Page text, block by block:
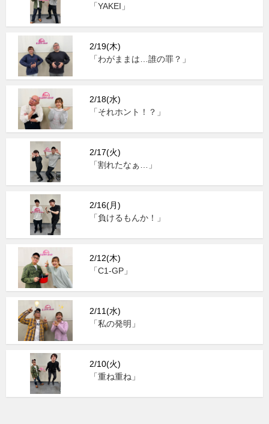
「YAKEI」
2/19(木)
「わがままは…誰の罪？」
2/18(水)
「それホント！？」
2/17(火)
「割れたなぁ…」
2/16(月)
「負けるもんか！」
2/12(木)
「C1-GP」
2/11(水)
「私の発明」
2/10(火)
「重ね重ね」